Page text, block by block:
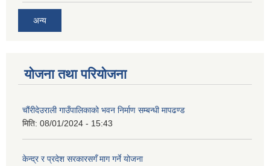
अन्य
योजना तथा परियोजना
चौंरीदेउराली गाउँपालिकाको भवन निर्माण सम्बन्धी मापढण्ड
मिति: 08/01/2024 - 15:43
केन्द्र र प्रदेश सरकारसगँ माग गर्ने योजना